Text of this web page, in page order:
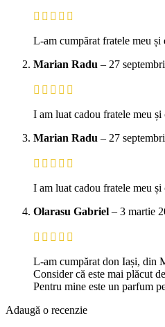
L-am cumpărat fratele meu și
Marian Radu – 27
I am luat cadou fratele meu
Marian Radu – 27
I am luat cadou fratele meu
Olarasu Gabriel – 3 martie
L-am cumpărat don Iași, din
Consider că este mai plăcut
Pentru mine este un parfum
Adaugă o recenzie